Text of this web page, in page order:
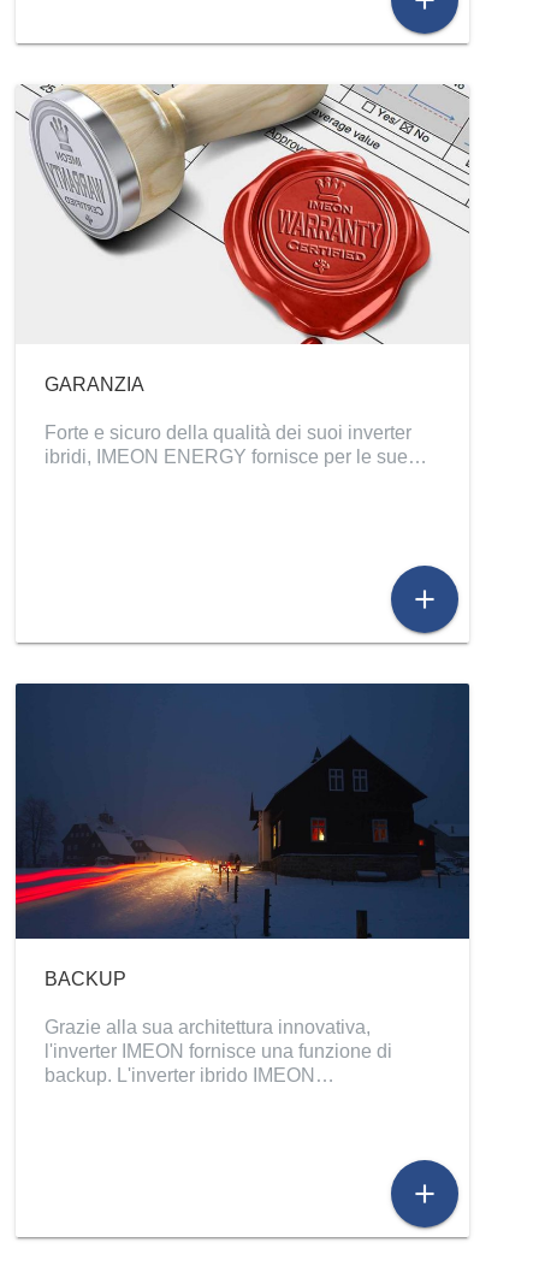
GARANZIA
Forte e sicuro della qualità dei suoi inverter
ibridi, IMEON ENERGY fornisce per le sue…
add
BACKUP
Grazie alla sua architettura innovativa,
l'inverter IMEON fornisce una funzione di
backup. L'inverter ibrido IMEON…
add